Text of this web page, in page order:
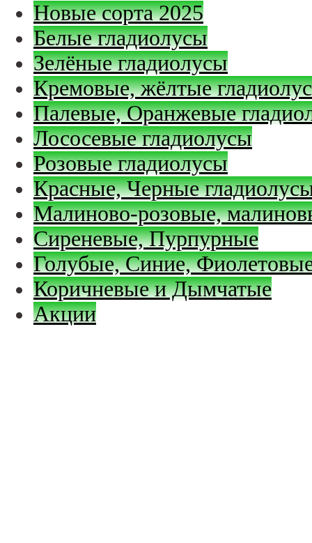
Новые сорта 2025
Белые гладиолусы
Зелёные гладиолусы
Кремовые, жёлтые
Палевые, Оранжевые
Лососевые гладиолусы
Розовые гладиолусы
Красные, Черные
Малиново-розовые,
Сиреневые, Пурпурные
Голубые, Синие,
Коричневые и Дымчатые
Акции